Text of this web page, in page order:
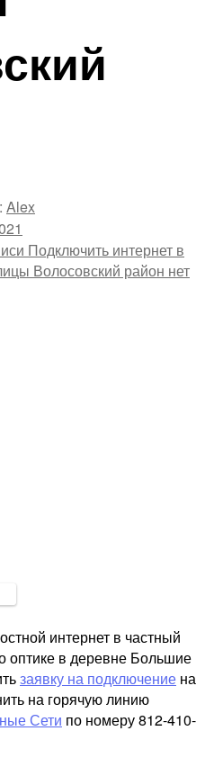
Alex
Подключить интернет в
Волосовский район нет
интернет в частный
оптике в деревне Большие
заявку на подключение на
на горячую линию
Сети по номеру 812-410-